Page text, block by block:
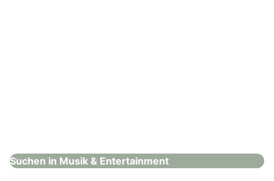
Suchen in Musik & Entertainment